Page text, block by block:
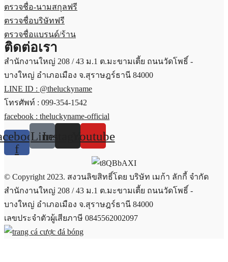
ตรวจชื่อ-นามสกุลฟรี
ตรวจชื่อบริษัทฟรี
ตรวจชื่อแบรนด์/ร้าน
ติดต่อเรา
สำนักงานใหญ่ 208 / 43 ม.1 ต.มะขามเตี้ย ถนนวัดโพธิ์ -
บางใหญ่ อำเภอเมือง จ.สุราษฎร์ธานี 84000
LINE ID : @theluckyname
โทรศัพท์ : 099-354-1542
facebook : theluckyname-official
f
LineInstagramYoutube
© Copyright 2023. สงวนลิขสิทธิ์โดย บริษัท เมก้า ลักกี้ จำกัด
สำนักงานใหญ่ 208 / 43 ม.1 ต.มะขามเตี้ย ถนนวัดโพธิ์ -
บางใหญ่ อำเภอเมือง จ.สุราษฎร์ธานี 84000
เลขประจำตัวผู้เสียภาษี 0845562002097